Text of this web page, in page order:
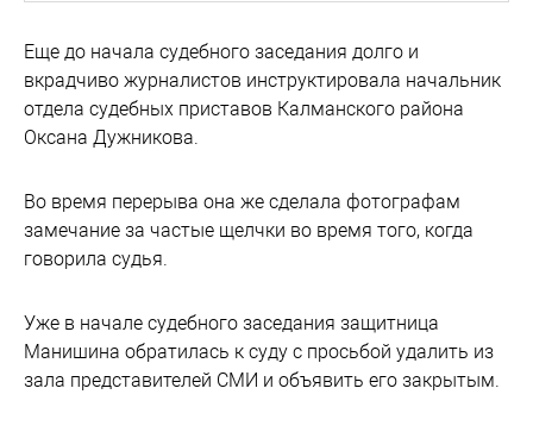
Еще до начала судебного заседания долго и
вкрадчиво журналистов инструктировала начальник
отдела судебных приставов Калманского района
Оксана Дужникова.
Во время перерыва она же сделала фотографам
замечание за частые щелчки во время того, когда
говорила судья.
Уже в начале судебного заседания защитница
Манишина обратилась к суду с просьбой удалить из
зала представителей СМИ и объявить его закрытым.